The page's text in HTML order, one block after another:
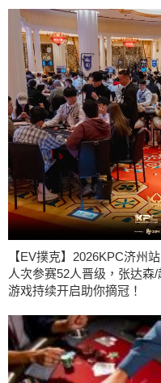
【EV撲克】2026KPC济州
人次参赛52人晋级，张达
游戏持续开启助你摘冠！